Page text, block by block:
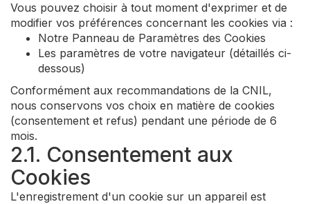
Vous pouvez choisir à tout moment d'exprimer et de
modifier vos préférences concernant les cookies via :
Notre Panneau de Paramètres des Cookies
Les paramètres de votre navigateur (détaillés ci-
dessous)
Conformément aux recommandations de la CNIL,
nous conservons vos choix en matière de cookies
(consentement et refus) pendant une période de 6
mois.
2.1. Consentement aux
Cookies
L'enregistrement d'un cookie sur un appareil est